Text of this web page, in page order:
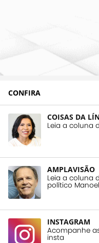
CONFIRA
COISAS DA
Leia a coluna
AMPLAVISÃO
Leia a coluna
político
INSTAGRAM
Acompanhe
insta